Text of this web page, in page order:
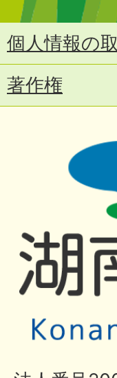
個人情報の
著作権